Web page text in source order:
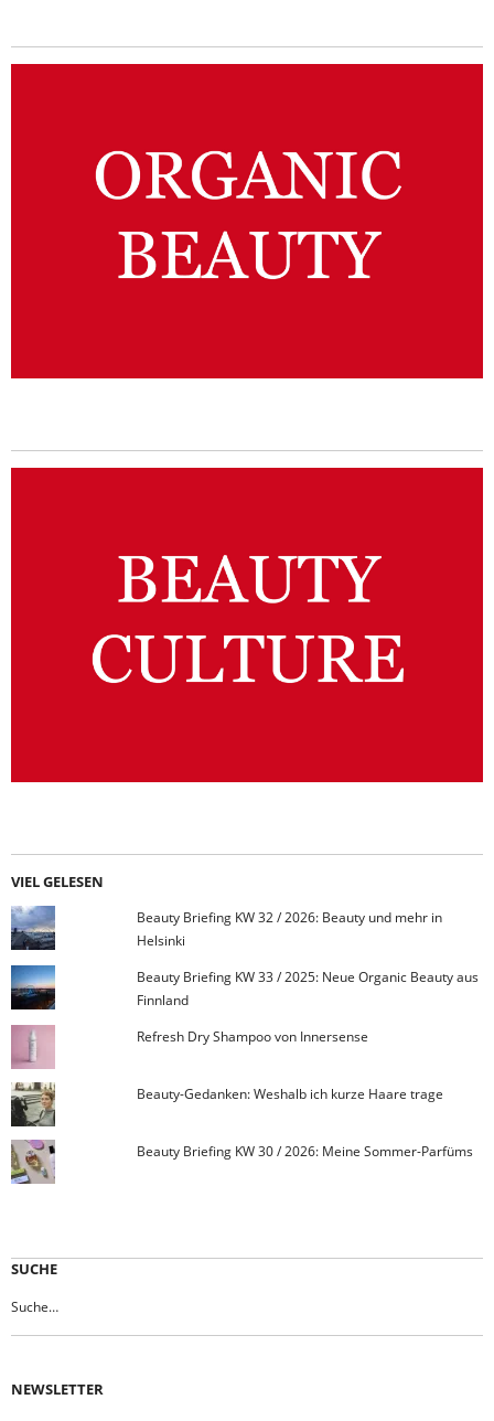
VIEL GELESEN
Beauty Briefing KW 32 / 2026: Beauty und mehr in
Helsinki
Beauty Briefing KW 33 / 2025: Neue Organic Beauty aus
Finnland
Refresh Dry Shampoo von Innersense
Beauty-Gedanken: Weshalb ich kurze Haare trage
Beauty Briefing KW 30 / 2026: Meine Sommer-Parfüms
SUCHE
NEWSLETTER